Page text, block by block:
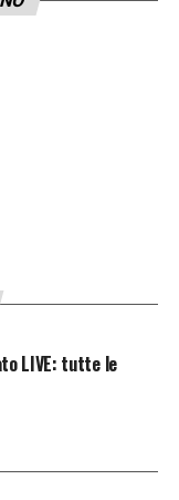
LIVE: tutte le